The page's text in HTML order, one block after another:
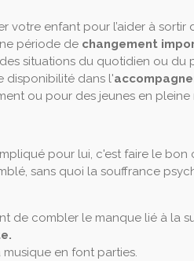
votre enfant pour l’aider à sortir
période de changement
situations du quotidien ou du
disponibilité dans l'
ou pour des jeunes en
pour lui, c'est faire le bon
sans quoi la souffrance
de combler le manque lié à la
musique en font parties.